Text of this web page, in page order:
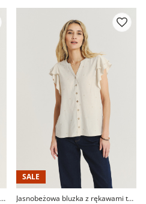
Bawełniana bluzka w różowym kolorze
SALE
Jasnobeżowa bluzka z rękawami typu motylki